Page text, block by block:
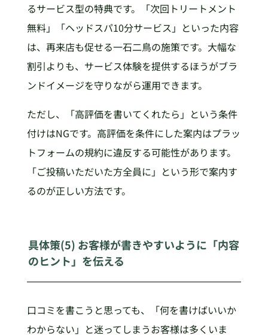
るサービス型の特典です。「次回トリートメント
無料」「ヘッドスパ10分サービス」といった内容
は、再来店も促せる一石二鳥の施策です。大幅な
割引よりも、サービス体験を提供するほうがブラ
ンドイメージを守りながら運用できます。
ただし、「高評価を書いてくれたら」という条件
付けはNGです。高評価を条件にした案内はプラッ
トフォームの規約に違反する可能性があります。
「ご投稿いただいた方全員に」という形で案内す
るのが正しい方法です。
具体策(5) お客様が書きやすいように「内容
のヒント」を伝える
口コミを書こうと思っても、「何を書けばいいか
わからない」と迷ってしまうお客様は多くいま